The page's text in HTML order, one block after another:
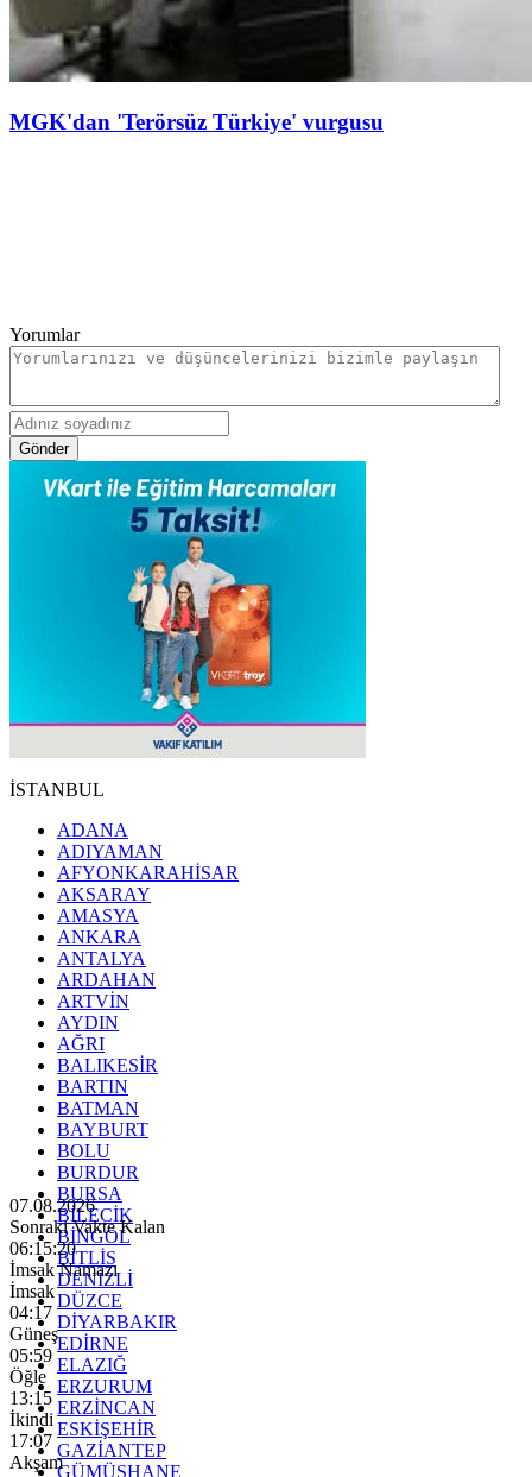
MGK'dan 'Terörsüz Türkiye' vurgusu
Yorumlar
Gönder
İSTANBUL
ADANA
ADIYAMAN
AFYONKARAHİSAR
AKSARAY
AMASYA
ANKARA
ANTALYA
ARDAHAN
ARTVİN
AYDIN
AĞRI
BALIKESİR
BARTIN
BATMAN
BAYBURT
BOLU
BURDUR
BURSA
BİLECİK
BİNGÖL
BİTLİS
DENİZLİ
DÜZCE
DİYARBAKIR
EDİRNE
ELAZIĞ
ERZURUM
ERZİNCAN
ESKİŞEHİR
GAZİANTEP
GÜMÜŞHANE
07.08.2026
Sonraki Vakte Kalan
06:15:18
İmsak Namazı
İmsak
04:17
Güneş
05:59
Öğle
13:15
İkindi
17:07
Akşam